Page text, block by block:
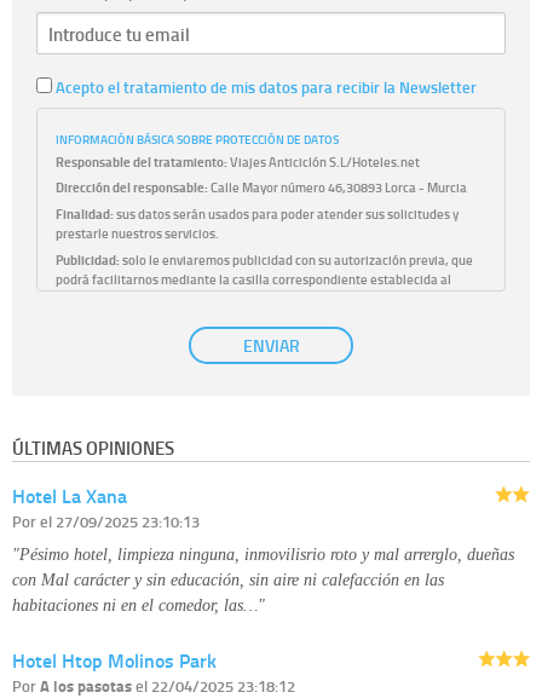
Acepto el tratamiento de mis datos para recibir la Newsletter
INFORMACIÓN BÁSICA SOBRE PROTECCIÓN DE DATOS
Responsable del tratamiento:Viajes Anticiclón S.L/Hoteles.net
Dirección del responsable:Calle Mayor número 46,30893 Lorca - Murcia
Finalidad:sus datos serán usados para poder atender sus solicitudes y
prestarle nuestros servicios.
Publicidad:solo le enviaremos publicidad con su autorización previa, que
podrá facilitarnos mediante la casilla correspondiente establecida al
efecto.
únicamente trataremos sus datos con su consentimiento
previo, que podrá facilitarnos mediante la casilla correspondiente
Derechos:tiene derecho a saber qué información tenemos sobre usted,
disponible en nuestra página web.
Información complementaria:
ENVIAR
ÚLTIMAS OPINIONES
Hotel La Xana
Porel 27/09/2025 23:10:13
"Pésimo hotel, limpieza ninguna, inmovilisrio roto y mal arrerglo, dueñas
con Mal carácter y sin educación, sin aire ni calefacción en las
habitaciones ni en el comedor, las…"
Hotel Htop Molinos Park
PorA los pasotasel 22/04/2025 23:18:12